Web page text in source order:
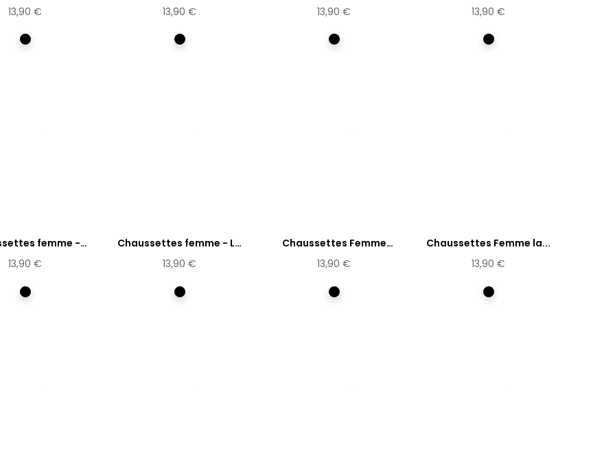
Femme...
13,90 €
Multicolore
or Three
13,90 €
Multicolore
Sapphires
13,90 €
Multicolore
13,90 €
Multicolore
femme -
L'Ouïe...
13,90 €
Multicolore
Chaussettes femme - La
vue...
13,90 €
Multicolore
Chaussettes Femme
Ernst...
13,90 €
Multicolore
Chaussettes Femme la...
13,90 €
Multicolore